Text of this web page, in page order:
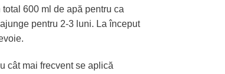
600 ml de apă pentru ca
pentru 2-3 luni. La început
cât mai frecvent se aplică